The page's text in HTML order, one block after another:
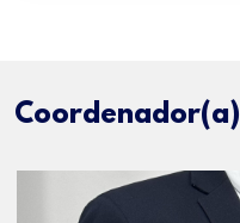
Coordenador(a)